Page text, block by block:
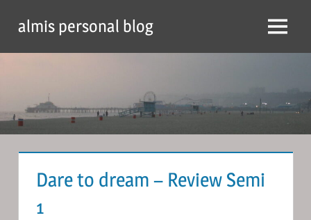
content
almis personal blog Menu
Dare to dream – Review Semi
1